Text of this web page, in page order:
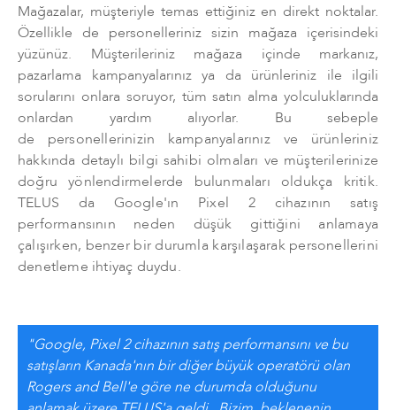
Mağazalar, müşteriyle temas ettiğiniz en direkt noktalar.
Özellikle de personelleriniz sizin mağaza içerisindeki
yüzünüz. Müşterileriniz mağaza içinde markanız,
pazarlama kampanyalarınız ya da ürünleriniz ile ilgili
sorularını onlara soruyor, tüm satın alma yolculuklarında
onlardan yardım alıyorlar. Bu sebeple
de personellerinizin kampanyalarınız ve ürünleriniz
hakkında detaylı bilgi sahibi olmaları ve müşterilerinize
doğru yönlendirmelerde bulunmaları oldukça kritik.
TELUS da Google'ın Pixel 2 cihazının satış
performansının neden düşük gittiğini anlamaya
çalışırken, benzer bir durumla karşılaşarak personellerini
denetleme ihtiyaç duydu.
"Google, Pixel 2 cihazının satış performansını ve bu
satışların Kanada'nın bir diğer büyük operatörü olan
Rogers and Bell'e göre ne durumda olduğunu